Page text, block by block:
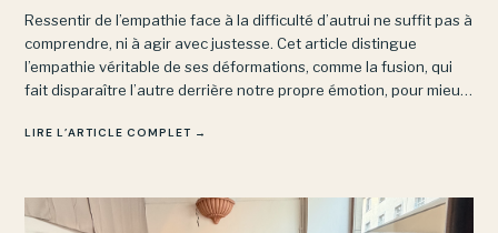
Ressentir de l’empathie face à la difficulté d’autrui ne suffit pas à
comprendre, ni à agir avec justesse. Cet article distingue
l’empathie véritable de ses déformations, comme la fusion, qui
fait disparaître l’autre derrière notre propre émotion, pour mieux
LIRE L’ARTICLE COMPLET →